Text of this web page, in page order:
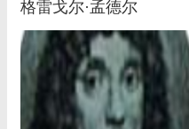
格雷戈尔·孟德尔